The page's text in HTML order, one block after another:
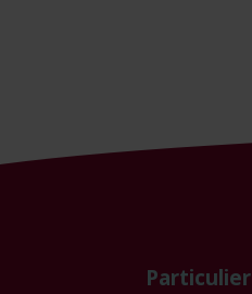
Particulier